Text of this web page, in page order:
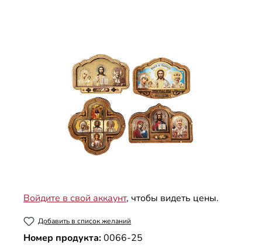
Войдите в свой аккаунт, чтобы видеть цены.
Добавить в список желаний
Номер продукта:0066-25